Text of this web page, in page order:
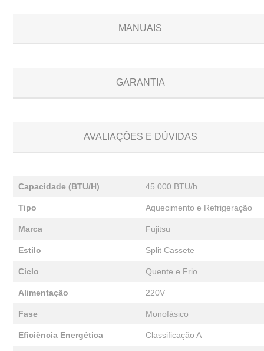
MANUAIS
GARANTIA
AVALIAÇÕES E DÚVIDAS
Capacidade (BTU/H) 45.000 BTU/h
Tipo Aquecimento e Refrigeração
Marca Fujitsu
Estilo Split Cassete
Ciclo Quente e Frio
Alimentação 220V
Fase Monofásico
Eficiência Energética Classificação A